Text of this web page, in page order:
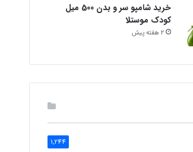
خرید شامپو سر و بدن 500 میل
کودک موستلا
2 هفته پیش
1,244